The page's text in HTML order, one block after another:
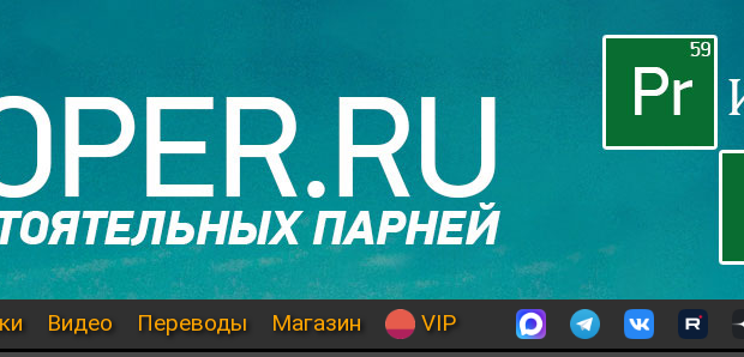
Видео Переводы Магазин VIP